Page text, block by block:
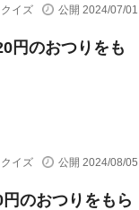
クイズ 公開 2024/07/01
円のおつりをも
クイズ 公開 2024/08/05
のおつりをもら